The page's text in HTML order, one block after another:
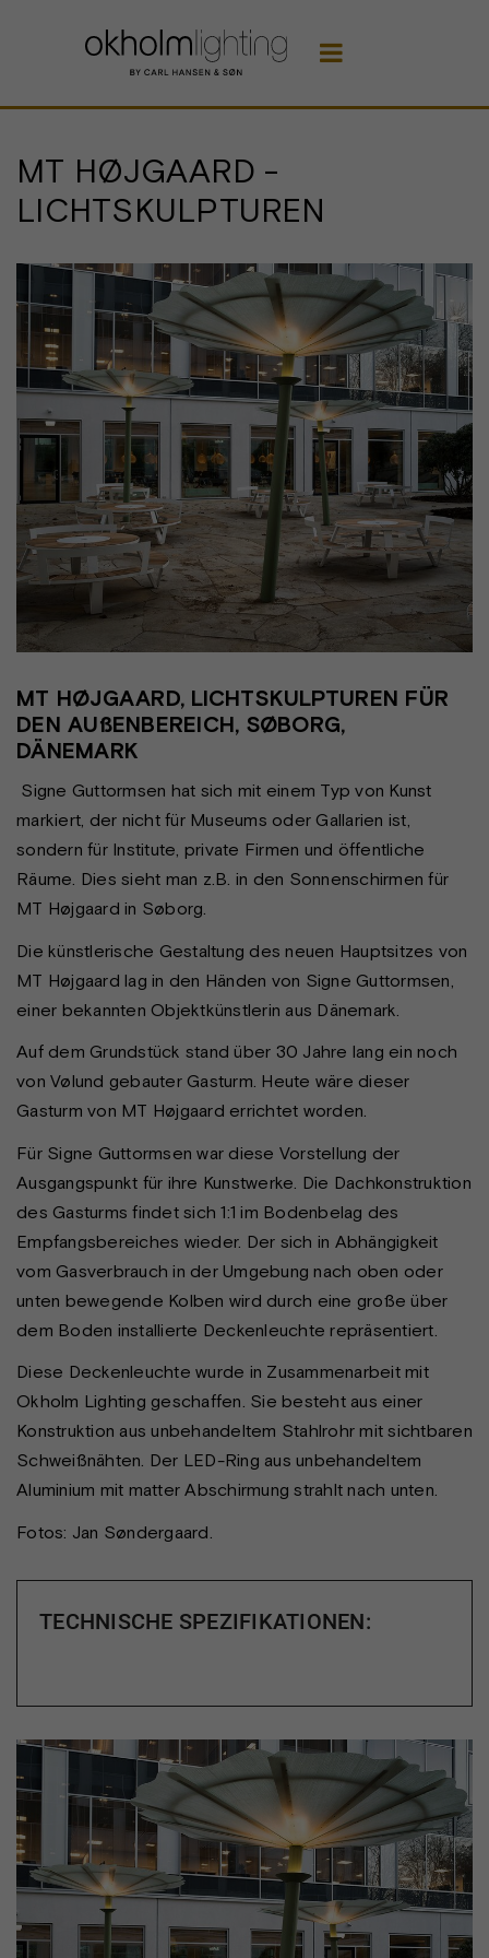

MT HØJGAARD -
LICHTSKULPTUREN
MT HØJGAARD, LICHTSKULPTUREN FÜR
DEN AUßENBEREICH, SØBORG,
DÄNEMARK
Signe Guttormsen hat sich mit einem Typ von Kunst
markiert, der nicht für Museums oder Gallarien ist,
sondern für Institute, private Firmen und öffentliche
Räume. Dies sieht man z.B. in den Sonnenschirmen für
MT Højgaard in Søborg.
Die künstlerische Gestaltung des neuen Hauptsitzes von
MT Højgaard lag in den Händen von Signe Guttormsen,
einer bekannten Objektkünstlerin aus Dänemark.
Auf dem Grundstück stand über 30 Jahre lang ein noch
von Vølund gebauter Gasturm. Heute wäre dieser
Gasturm von MT Højgaard errichtet worden.
Für Signe Guttormsen war diese Vorstellung der
Ausgangspunkt für ihre Kunstwerke. Die Dachkonstruktion
des Gasturms findet sich 1:1 im Bodenbelag des
Empfangsbereiches wieder. Der sich in Abhängigkeit
vom Gasverbrauch in der Umgebung nach oben oder
unten bewegende Kolben wird durch eine große über
dem Boden installierte Deckenleuchte repräsentiert.
Diese Deckenleuchte wurde in Zusammenarbeit mit
Okholm Lighting geschaffen. Sie besteht aus einer
Konstruktion aus unbehandeltem Stahlrohr mit sichtbaren
Schweißnähten. Der LED-Ring aus unbehandeltem
Aluminium mit matter Abschirmung strahlt nach unten.
Fotos: Jan Søndergaard.
TECHNISCHE SPEZIFIKATIONEN: